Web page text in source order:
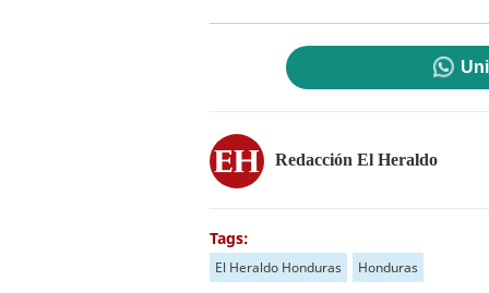
Redacción El Heraldo
Tags:
El Heraldo Honduras Honduras